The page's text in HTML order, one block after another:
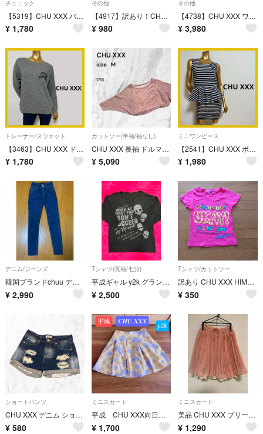
チュニック
【5319】CHU XXX バタフライ チュニック M アイボリー
¥ 1,780
その他
【4917】訳あり！CHU XXX バラ柄 スキニーパンツ L ピンク
¥ 980
その他
【4738】CHU XXX ワッペン ジャケット レッド M
¥ 3,980
トレーナー/スウェット
【3463】CHU XXX ドルマン トレーナー F
¥ 1,780
カットソー(半袖/袖なし)
CHU XXX 長袖 ドルマンスリーブ ニット Mサイズ 薄手ニット ショート丈
¥ 5,090
ミニワンピース
【2541】CHU XXX ボーダー ぺプラム ワンピース
¥ 1,980
デニム/ジーンズ
韓国ブランドchuu デニム
¥ 2,990
Tシャツ(長袖/七分)
平成ギャル y2k グランジ ドクロ 骸骨 長袖 F
¥ 2,500
Tシャツ/カットソー
訳あり CHU XXX HIME 130 Tシャツ ピンク
¥ 350
ショートパンツ
CHU XXX デニム ショーパン ダメージ ハートポケット Mサイズ
¥ 580
ミニスカート
平成 CHU XXX向日葵フレアスカート ふんわり ガーリー フェミニン
¥ 1,700
ミニスカート
美品 CHU XXX プリーツスカート＆裾レース チュール フェミニン
¥ 1,290